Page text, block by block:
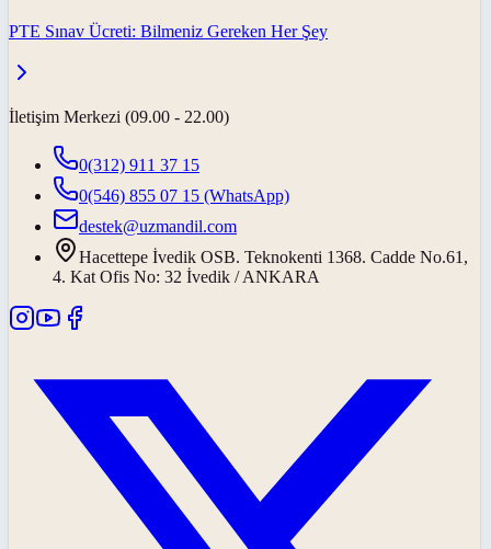
PTE Sınav Ücreti: Bilmeniz Gereken Her Şey
İletişim Merkezi (09.00 - 22.00)
0(312) 911 37 15
0(546) 855 07 15 (WhatsApp)
destek@uzmandil.com
Hacettepe İvedik OSB. Teknokenti 1368. Cadde No.61,
4. Kat Ofis No: 32 İvedik / ANKARA